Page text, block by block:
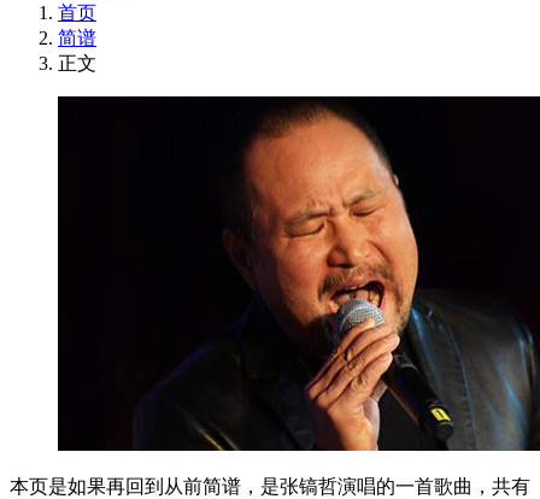
首页
简谱
正文
本页是如果再回到从前简谱，是张镐哲演唱的一首歌曲，共有